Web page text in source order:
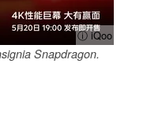
ⓘ iQoo
Snapdragon.